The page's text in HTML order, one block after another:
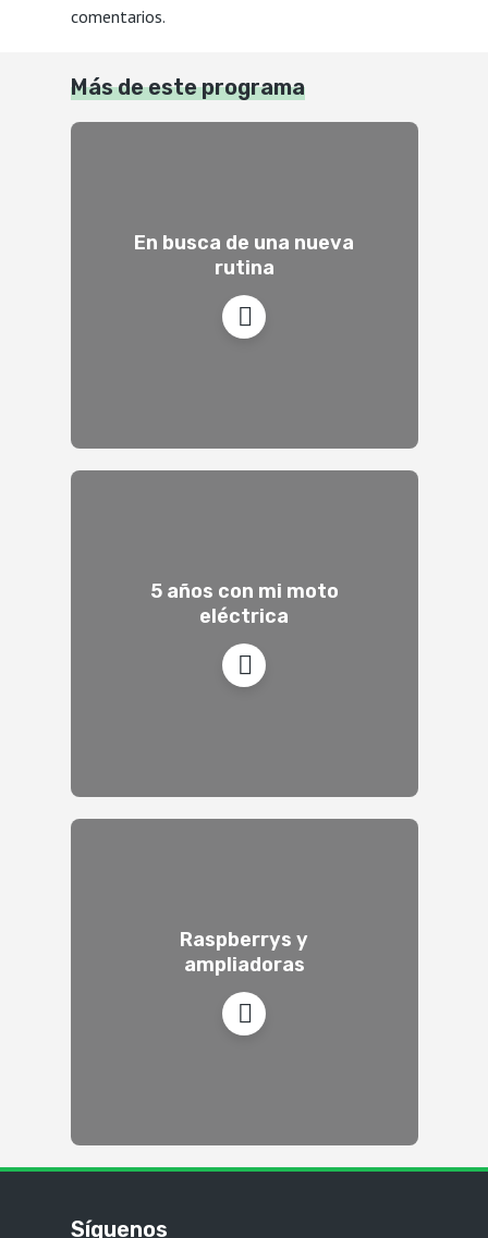
comentarios.
Más de este programa
En busca de una nueva
rutina
5 años con mi moto
eléctrica
Raspberrys y
ampliadoras
Síguenos